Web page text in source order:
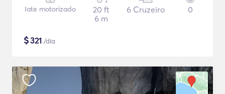
Iate motorizado
20 ft
6 m
6 Cruzeiro 0
$321 /dia